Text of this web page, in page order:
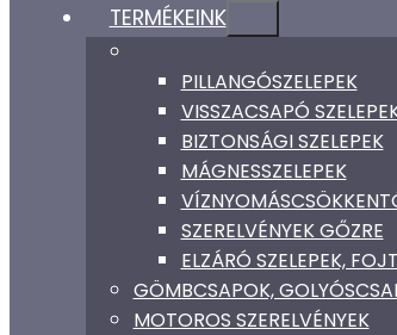
TERMÉKEINK
PILLANGÓSZELEPEK
VISSZACSAPÓ
BIZTONSÁGI SZELEPEK
MÁGNESSZELEPEK
SZERELVÉNYEK GŐZRE
ELZÁRÓ SZELEPEK,
GÖMBCSAPOK,
MOTOROS SZERELVÉNYEK